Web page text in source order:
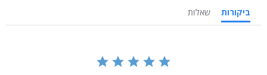
ביקורות שאלות